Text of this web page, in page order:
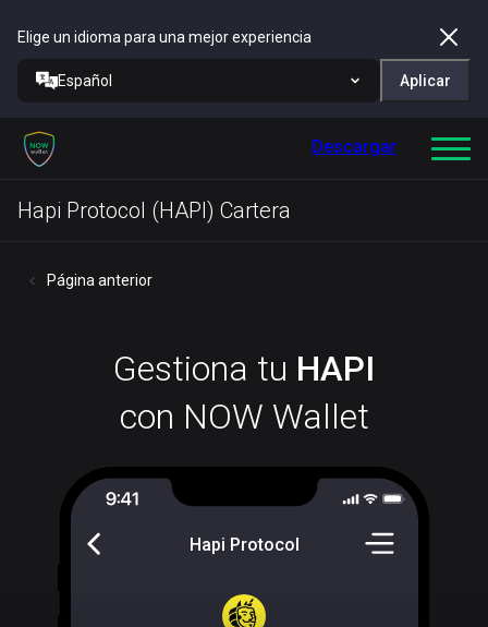
Elige un idioma para una mejor experiencia
Español Aplicar
Descargar
Hapi Protocol (HAPI) Cartera
Página anterior
Gestiona tu HAPI
con NOW Wallet
Hapi Protocol